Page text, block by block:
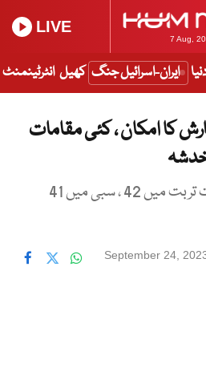
7 Aug,
LIVE
ایران-اسرائیل جنگ کھیل انٹرٹینمنٹ
کا امکان ، کئی مقامات
خدشہ
سب سے زیادہ درجہ حرارت تربت میں 42 ، سبی میں 41
September 24,